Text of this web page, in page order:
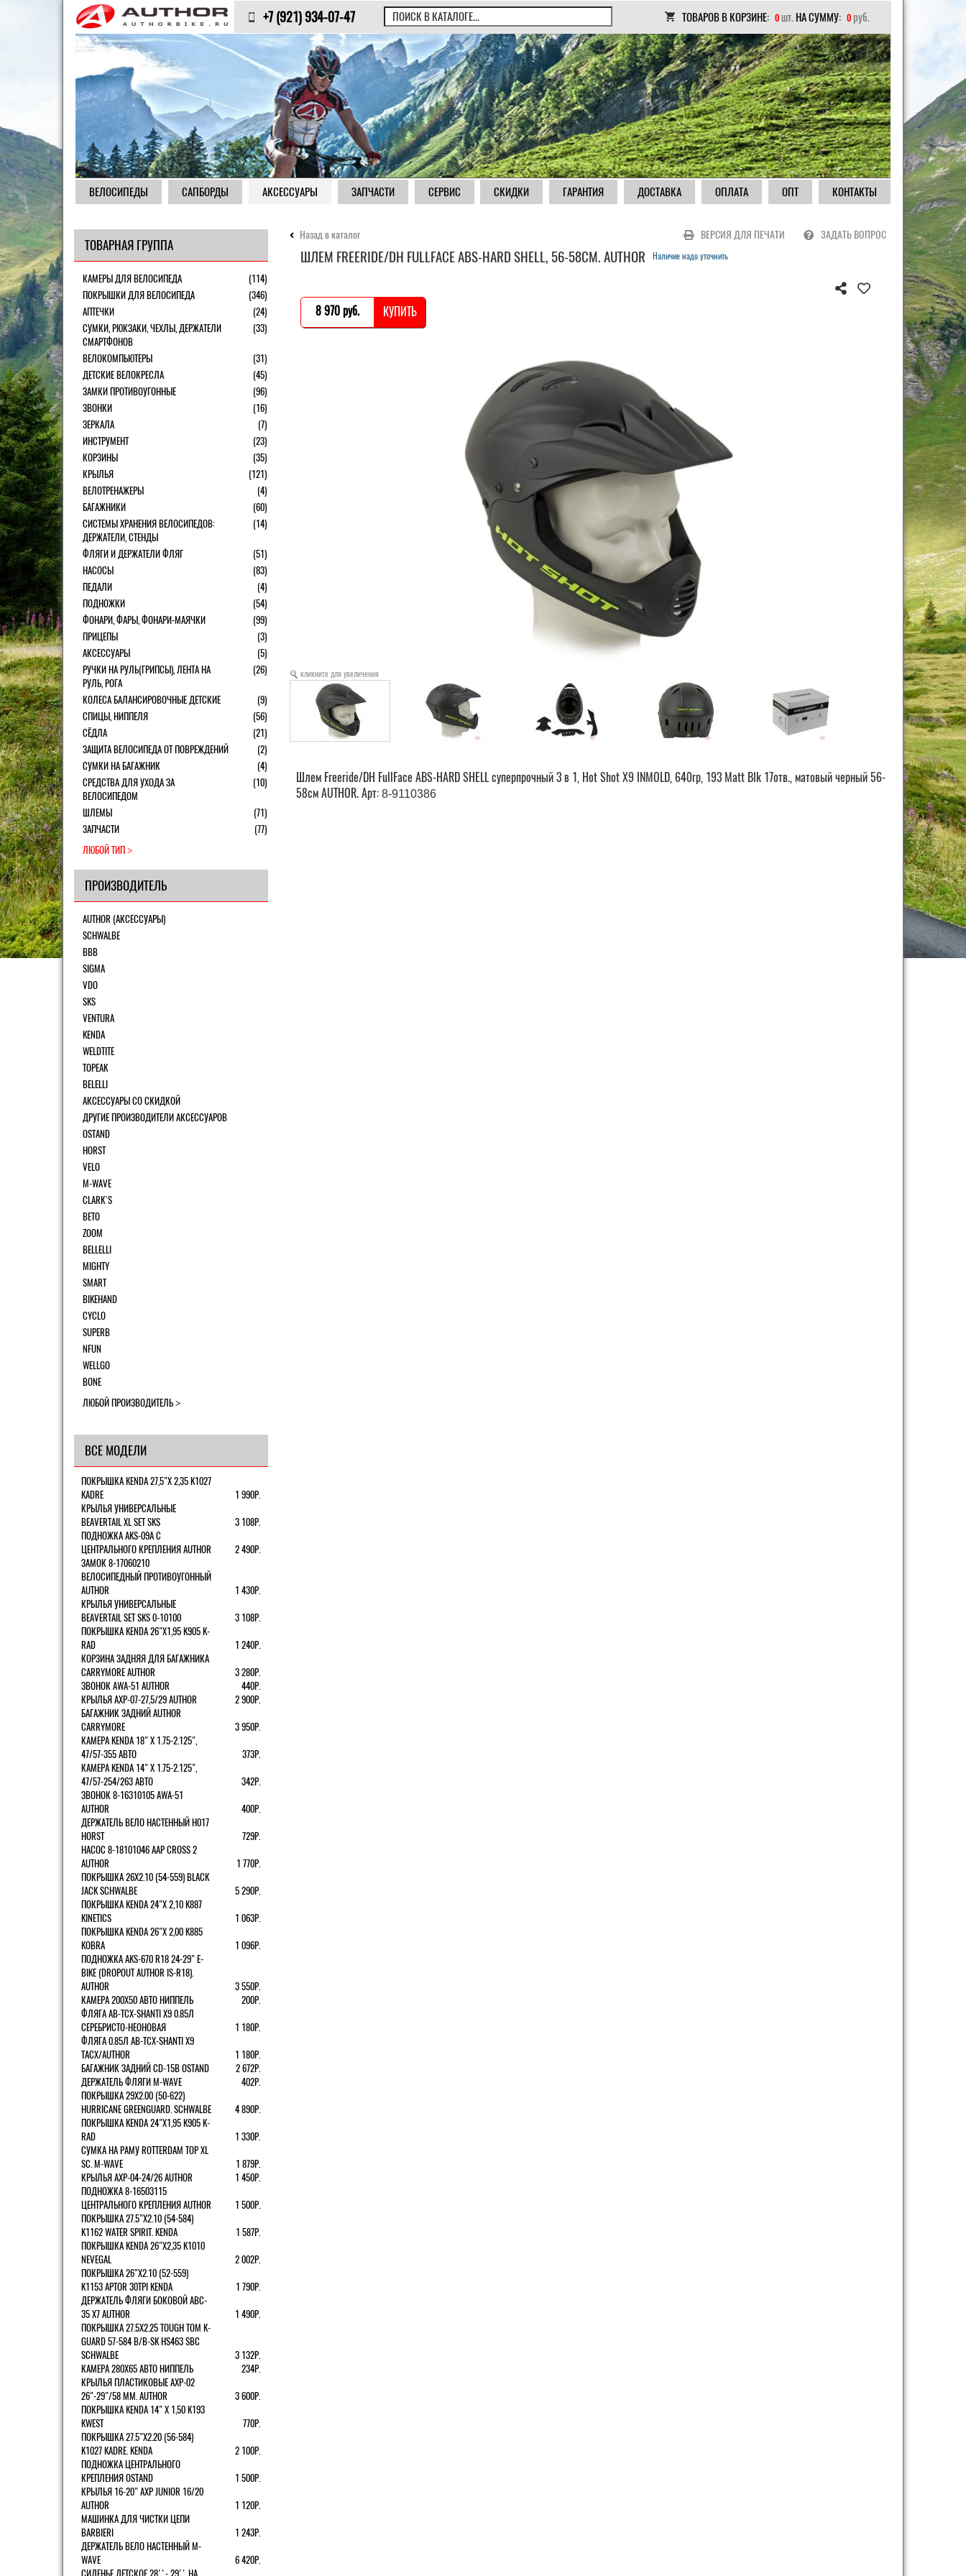
+7 (921) 934-07-47 ТОВАРОВ В КОРЗИНЕ: 0 шт. НА СУММУ: 0 руб.
ВЕЛОСИПЕДЫ САПБОРДЫ АКСЕССУАРЫ ЗАПЧАСТИ СЕРВИС СКИДКИ ГАРАНТИЯ ДОСТАВКА ОПЛАТА ОПТ КОНТАКТЫ
Назад в каталог ВЕРСИЯ ДЛЯ ПЕЧАТИ ЗАДАТЬ ВОПРОС
ШЛЕМ FREERIDE/DH FULLFACE ABS-HARD SHELL, 56-58СМ. AUTHOR Наличие надо уточнить
8 970 pуб. КУПИТЬ
кликните для увеличения
Шлем Freeride/DH FullFace ABS-HARD SHELL суперпрочный 3 в 1, Hot Shot X9 INMOLD, 640гр, 193 Matt Blk 17отв., матовый черный 56-
58см AUTHOR. Арт: 8-9110386
ТОВАРНАЯ ГРУППА
КАМЕРЫ ДЛЯ ВЕЛОСИПЕДА
(114)
ПОКРЫШКИ ДЛЯ ВЕЛОСИПЕДА
(346)
АПТЕЧКИ
(24)
СУМКИ, РЮКЗАКИ, ЧЕХЛЫ, ДЕРЖАТЕЛИ
СМАРТФОНОВ
(33)
ВЕЛОКОМПЬЮТЕРЫ
(31)
ДЕТСКИЕ ВЕЛОКРЕСЛА
(45)
ЗАМКИ ПРОТИВОУГОННЫЕ
(96)
ЗВОНКИ
(16)
ЗЕРКАЛА
(7)
ИНСТРУМЕНТ
(23)
КОРЗИНЫ
(35)
КРЫЛЬЯ
(121)
ВЕЛОТРЕНАЖЕРЫ
(4)
БАГАЖНИКИ
(60)
СИСТЕМЫ ХРАНЕНИЯ ВЕЛОСИПЕДОВ:
ДЕРЖАТЕЛИ, СТЕНДЫ
(14)
ФЛЯГИ И ДЕРЖАТЕЛИ ФЛЯГ
(51)
НАСОСЫ
(83)
ПЕДАЛИ
(4)
ПОДНОЖКИ
(54)
ФОНАРИ, ФАРЫ, ФОНАРИ-МАЯЧКИ
(99)
ПРИЦЕПЫ
(3)
АКСЕССУАРЫ
(5)
РУЧКИ НА РУЛЬ(ГРИПСЫ), ЛЕНТА НА
РУЛЬ, РОГА
(26)
КОЛЕСА БАЛАНСИРОВОЧНЫЕ ДЕТСКИЕ
(9)
СПИЦЫ, НИППЕЛЯ
(56)
СЁДЛА
(21)
ЗАЩИТА ВЕЛОСИПЕДА ОТ ПОВРЕЖДЕНИЙ
(2)
СУМКИ НА БАГАЖНИК
(4)
СРЕДСТВА ДЛЯ УХОДА ЗА
ВЕЛОСИПЕДОМ
(10)
ШЛЕМЫ
(71)
ЗАПЧАСТИ
(77)
ЛЮБОЙ ТИП
ПРОИЗВОДИТЕЛЬ
AUTHOR (АКСЕССУАРЫ)
SCHWALBE
BBB
SIGMA
VDO
SKS
VENTURA
KENDA
WELDTITE
TOPEAK
BELELLI
АКСЕССУАРЫ СО СКИДКОЙ
ДРУГИЕ ПРОИЗВОДИТЕЛИ АКСЕССУАРОВ
OSTAND
HORST
VELO
M-WAVE
CLARK`S
BETO
ZOOM
BELLELLI
MIGHTY
SMART
BIKEHAND
CYCLO
SUPERB
NFUN
WELLGO
BONE
ЛЮБОЙ ПРОИЗВОДИТЕЛЬ
ВСЕ МОДЕЛИ
ПОКРЫШКА KENDA 27,5"Х 2,35 K1027
KADRE
1 990Р.
КРЫЛЬЯ УНИВЕРСАЛЬНЫЕ
BEAVERTAIL XL SET SKS
3 108Р.
ПОДНОЖКА AKS-09A C
ЦЕНТРАЛЬНОГО КРЕПЛЕНИЯ AUTHOR
2 490Р.
ЗАМОК 8-17060210
ВЕЛОСИПЕДНЫЙ ПРОТИВОУГОННЫЙ
AUTHOR
1 430Р.
КРЫЛЬЯ УНИВЕРСАЛЬНЫЕ
BEAVERTAIL SET SKS 0-10100
3 108Р.
ПОКРЫШКА KENDA 26"Х1,95 K905 K-
RAD
1 240Р.
КОРЗИНА ЗАДНЯЯ ДЛЯ БАГАЖНИКА
CARRYMORE AUTHOR
3 280Р.
ЗВОНОК AWA-51 AUTHOR
440Р.
КРЫЛЬЯ AXP-07-27,5/29 AUTHOR
2 900Р.
БАГАЖНИК ЗАДНИЙ AUTHOR
CARRYMORE
3 950Р.
КАМЕРА KENDA 18" Х 1.75-2.125",
47/57-355 АВТО
373Р.
КАМЕРА KENDA 14" Х 1.75-2.125",
47/57-254/263 АВТО
342Р.
ЗВОНОК 8-16310105 AWA-51
AUTHOR
400Р.
ДЕРЖАТЕЛЬ ВЕЛО НАСТЕННЫЙ H017
HORST
729Р.
НАСОС 8-18101046 AAP CROSS 2
AUTHOR
1 770Р.
ПОКРЫШКА 26X2.10 (54-559) BLACK
JACK SCHWALBE
5 290Р.
ПОКРЫШКА KENDA 24"Х 2,10 K887
KINETICS
1 063Р.
ПОКРЫШКА KENDA 26"Х 2,00 K885
KOBRA
1 096Р.
ПОДНОЖКА AKS-670 R18 24-29" E-
BIKE (DROPOUT AUTHOR IS-R18).
AUTHOR
3 550Р.
КАМЕРА 200Х50 АВТО НИППЕЛЬ
200Р.
ФЛЯГА AB-TCX-SHANTI X9 0.85Л
СЕРЕБРИСТО-НЕОНОВАЯ
1 180Р.
ФЛЯГА 0.85Л AB-TCX-SHANTI X9
TACX/AUTHOR
1 180Р.
БАГАЖНИК ЗАДНИЙ CD-15B OSTAND
2 672Р.
ДЕРЖАТЕЛЬ ФЛЯГИ M-WAVE
402Р.
ПОКРЫШКА 29X2.00 (50-622)
HURRICANE GREENGUARD. SCHWALBE
4 890Р.
ПОКРЫШКА KENDA 24"Х1,95 K905 K-
RAD
1 330Р.
СУМКА НА РАМУ ROTTERDAM TOP XL
SC. M-WAVE
1 879Р.
КРЫЛЬЯ AXP-04-24/26 AUTHOR
1 450Р.
ПОДНОЖКА 8-16503115
ЦЕНТРАЛЬНОГО КРЕПЛЕНИЯ AUTHOR
1 500Р.
ПОКРЫШКА 27.5"Х2.10 (54-584)
K1162 WATER SPIRIT. KENDA
1 587Р.
ПОКРЫШКА KENDA 26"Х2,35 K1010
NEVEGAL
2 002Р.
ПОКРЫШКА 26"Х2.10 (52-559)
K1153 APTOR 30TPI KENDA
1 790Р.
ДЕРЖАТЕЛЬ ФЛЯГИ БОКОВОЙ ABC-
35 X7 AUTHOR
1 490Р.
ПОКРЫШКА 27.5X2.25 TOUGH TOM K-
GUARD 57-584 B/B-SK HS463 SBC
SCHWALBE
3 132Р.
КАМЕРА 280Х65 АВТО НИППЕЛЬ
234Р.
КРЫЛЬЯ ПЛАСТИКОВЫЕ AXP-02
26"-29"/58 ММ. AUTHOR
3 600Р.
ПОКРЫШКА KENDA 14" Х 1,50 K193
KWEST
770Р.
ПОКРЫШКА 27.5"Х2.20 (56-584)
K1027 KADRE. KENDA
2 100Р.
ПОДНОЖКА ЦЕНТРАЛЬНОГО
КРЕПЛЕНИЯ OSTAND
1 500Р.
КРЫЛЬЯ 16-20" AXP JUNIOR 16/20
AUTHOR
1 120Р.
МАШИНКА ДЛЯ ЧИСТКИ ЦЕПИ
BARBIERI
1 243Р.
ДЕРЖАТЕЛЬ ВЕЛО НАСТЕННЫЙ M-
WAVE
6 420Р.